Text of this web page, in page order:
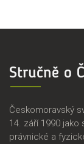
Stručně o
Českomoravský
14. září 1990
právnické a